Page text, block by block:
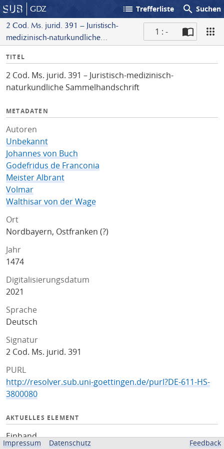
GDZ list Trefferliste search Suchen
2 Cod. Ms. jurid. 391 – Juristisch-
medizinisch-naturkundliche
1 : -
I
f
o
TITEL
2 Cod. Ms. jurid. 391 – Juristisch-medizinisch-
naturkundliche Sammelhandschrift
METADATEN
Autoren
Unbekannt
Johannes von Buch
Godefridus de Franconia
Meister Albrant
Volmar
Walthisar von der Wage
Ort
Nordbayern, Ostfranken (?)
Jahr
1474
Digitalisierungsdatum
2021
Sprache
Deutsch
Signatur
2 Cod. Ms. jurid. 391
PURL
http://resolver.sub.uni-goettingen.de/purl?DE-611-HS-
3800080
AKTUELLES ELEMENT
Einband
Impressum Datenschutz Feedback